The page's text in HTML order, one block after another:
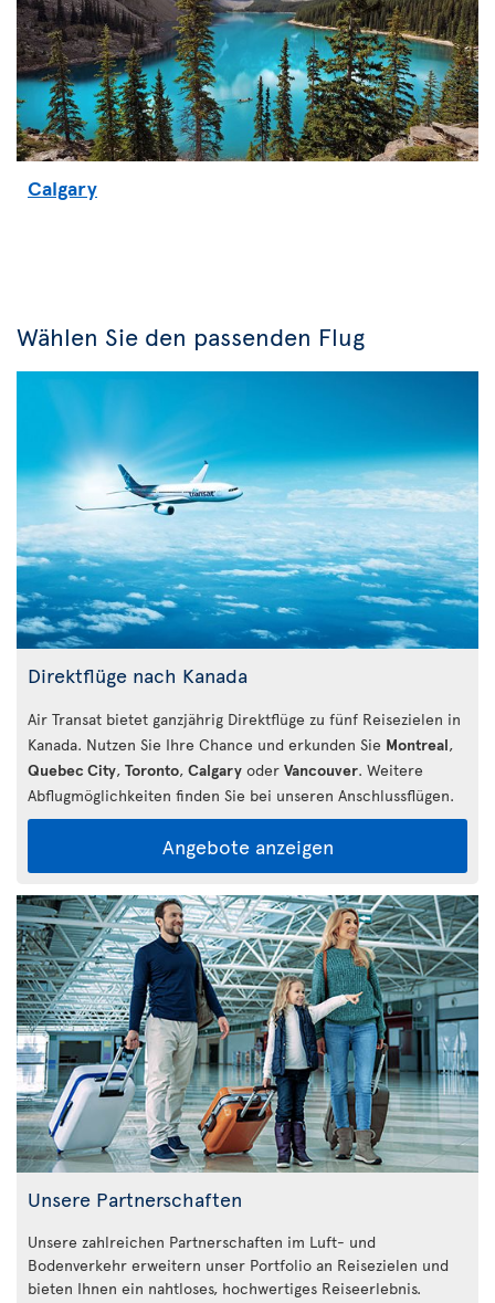
Calgary
Wählen Sie den passenden Flug
Direktflüge nach Kanada
Air Transat bietet ganzjährig Direktflüge zu fünf Reisezielen in
Kanada. Nutzen Sie Ihre Chance und erkunden Sie Montreal,
Quebec City, Toronto, Calgary oder Vancouver. Weitere
Abflugmöglichkeiten finden Sie bei unseren Anschlussflügen.
Angebote anzeigen
Unsere Partnerschaften
Unsere zahlreichen Partnerschaften im Luft- und
Bodenverkehr erweitern unser Portfolio an Reisezielen und
bieten Ihnen ein nahtloses, hochwertiges Reiseerlebnis.